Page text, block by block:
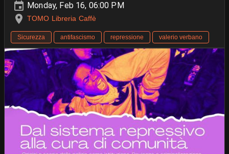
Monday, Feb 16, 06:00 PM
TOMO Libreria Caffè
Sicurezza antifascismo repressione valerio verbano